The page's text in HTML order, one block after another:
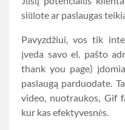
siūlote ar paslaugas
Pavyzdžiui, vos tik
įveda savo el. pašto
thank you page)
paslaugą parduodate.
video, nuotraukos, Gif
kur kas efektyvesnės.